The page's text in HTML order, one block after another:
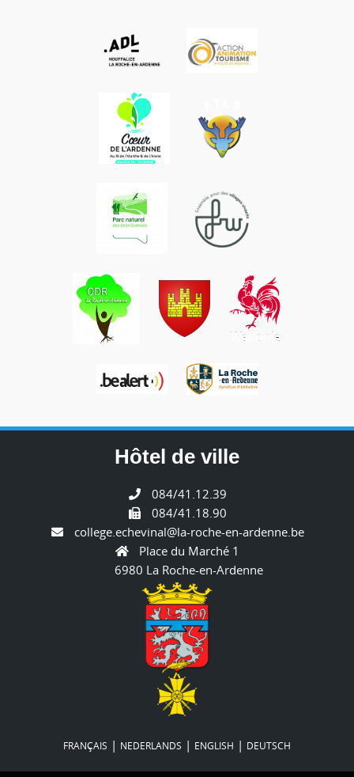
Hôtel de ville
084/41.12.39
084/41.18.90
college.echevinal@la-roche-en-ardenne.be
Place du Marché 1
6980 La Roche-en-Ardenne
FRANÇAIS | NEDERLANDS | ENGLISH | DEUTSCH